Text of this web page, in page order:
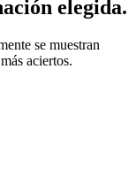
elegida.
se muestran
aciertos.